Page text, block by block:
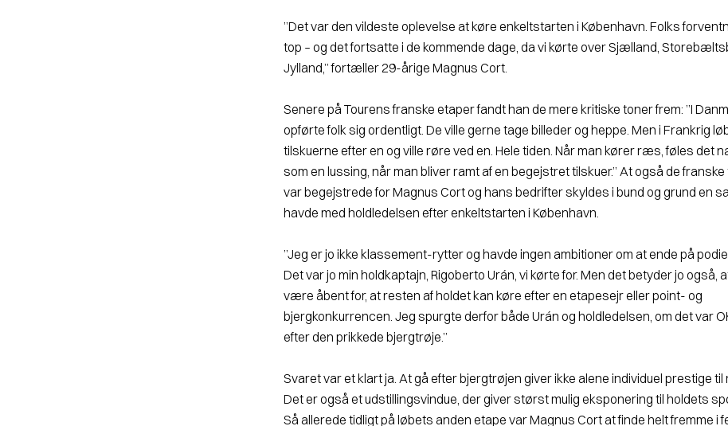
”Det var den vildeste oplevelse at køre enkeltstarten i København. Folks
top – og det fortsatte i de kommende dage, da vi kørte over Sjælland,
Jylland,” fortæller 29-årige Magnus Cort.
Senere på Tourens franske etaper fandt han de mere kritiske toner frem: ”I
opførte folk sig ordentligt. De ville gerne tage billeder og heppe. Men i Frankrig
tilskuerne efter en og ville røre ved en. Hele tiden. Når man kører ræs, føles det
som en lussing, når man bliver ramt af en begejstret tilskuer.” At også de
var begejstrede for Magnus Cort og hans bedrifter skyldes i bund og grund en
havde med holdledelsen efter enkeltstarten i København.
”Jeg er jo ikke klassement-rytter og havde ingen ambitioner om at ende på
Det var jo min holdkaptajn, Rigoberto Urán, vi kørte for. Men det betyder jo også,
være åbent for, at resten af holdet kan køre efter en etapesejr eller point- og
bjergkonkurrencen. Jeg spurgte derfor både Urán og holdledelsen, om det var
efter den prikkede bjergtrøje.”
Svaret var et klart ja. At gå efter bjergtrøjen giver ikke alene individuel prestige til
Det er også et udstillingsvindue, der giver størst mulig eksponering til holdets
Så allerede tidligt på løbets anden etape var Magnus Cort at finde helt fremme i